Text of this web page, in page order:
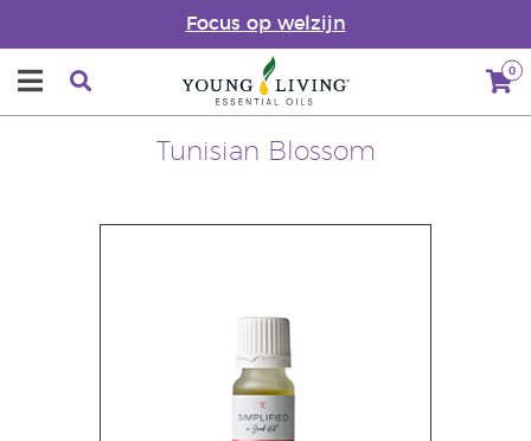
Focus op welzijn
0
Tunisian Blossom